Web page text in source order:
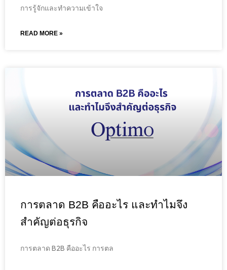
การรู้จักและทำความเข้าใจ
READ MORE »
การตลาด B2B คืออะไร และทำไมจึง
สำคัญต่อธุรกิจ
การตลาด B2B คืออะไร การตล